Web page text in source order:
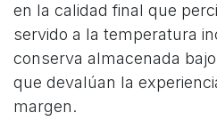
en la calidad final que
servido a la temperatura
conserva almacenada
que devalúan la
margen.